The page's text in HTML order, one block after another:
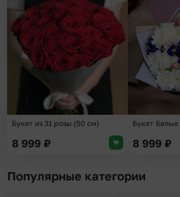
Добавить в
Букет из 31 розы (50 см)
8 999 ₽
Букет Белые
8 999 ₽
Популярные категории